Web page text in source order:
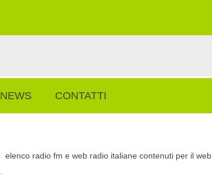
NEWS CONTATTI
elenco radio fm e web radio italiane contenuti per il web